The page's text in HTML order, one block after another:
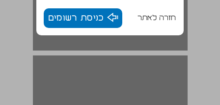
חזרה לאתר כניסת רשומים